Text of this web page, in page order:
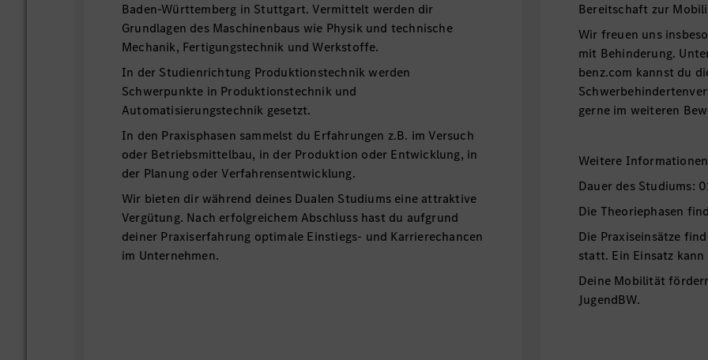
Baden-Württemberg in Stuttgart. Vermittelt werden dir
Grundlagen des Maschinenbaus wie Physik und technische
Mechanik, Fertigungstechnik und Werkstoffe.
In der Studienrichtung Produktionstechnik werden
Schwerpunkte in Produktionstechnik und
Automatisierungstechnik gesetzt.
In den Praxisphasen sammelst du Erfahrungen z.B. im Versuch
oder Betriebsmittelbau, in der Produktion oder Entwicklung, in
der Planung oder Verfahrensentwicklung.
Wir bieten dir während deines Dualen Studiums eine attraktive
Vergütung. Nach erfolgreichem Abschluss hast du aufgrund
deiner Praxiserfahrung optimale Einstiegs- und Karrierechancen
im Unternehmen.
Bereitschaft zur
Wir freuen uns
mit Behinderung.
benz.com kannst du
gerne im weiteren
Weitere Informationen
Dauer des Studiums:
Die Theoriephasen
Die Praxiseinsätze
statt. Ein Einsatz
Deine Mobilität
JugendBW.